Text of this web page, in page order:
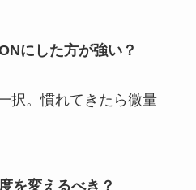
にした方が強い？
択。慣れてきたら微量
を変えるべき？